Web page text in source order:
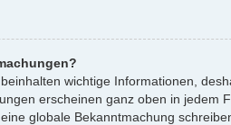
wichtige Informationen,
erscheinen ganz oben in jedem
globale Bekanntmachung